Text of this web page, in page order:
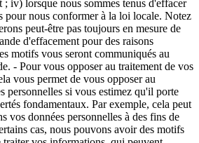
iv) lorsque nous sommes tenus d'effacer
pour nous conformer à la loi locale. Notez
peut-être pas toujours en mesure de
d'effacement pour des raisons
motifs vous seront communiqués au
- Pour vous opposer au traitement de vos
vous permet de vous opposer au
personnelles si vous estimez qu'il porte
fondamentaux. Par exemple, cela peut
vos données personnelles à des fins de
cas, nous pouvons avoir des motifs